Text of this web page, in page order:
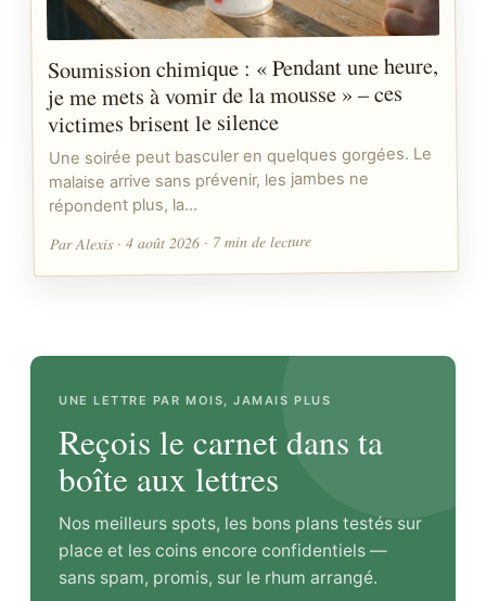
Soumission chimique : « Pendant une heure,
je me mets à vomir de la mousse » – ces
victimes brisent le silence
Une soirée peut basculer en quelques gorgées. Le
malaise arrive sans prévenir, les jambes ne
répondent plus, la…
Par Alexis · 4 août 2026 · 7 min de lecture
UNE LETTRE PAR MOIS, JAMAIS PLUS
Reçois le carnet dans ta
boîte aux lettres
Nos meilleurs spots, les bons plans testés sur
place et les coins encore confidentiels —
sans spam, promis, sur le rhum arrangé.